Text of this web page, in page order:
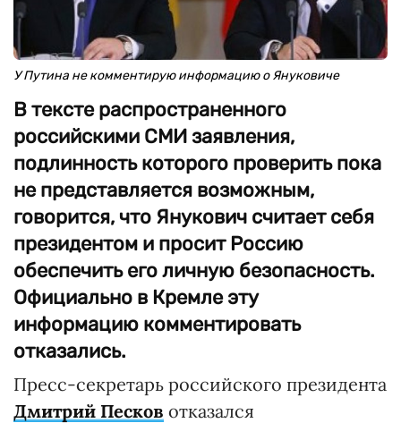
У Путина не комментирую информацию о Януковиче
В тексте распространенного
российскими СМИ заявления,
подлинность которого проверить пока
не представляется возможным,
говорится, что Янукович считает себя
президентом и просит Россию
обеспечить его личную безопасность.
Официально в Кремле эту
информацию комментировать
отказались.
Пресс-секретарь российского президента
Дмитрий Песков отказался